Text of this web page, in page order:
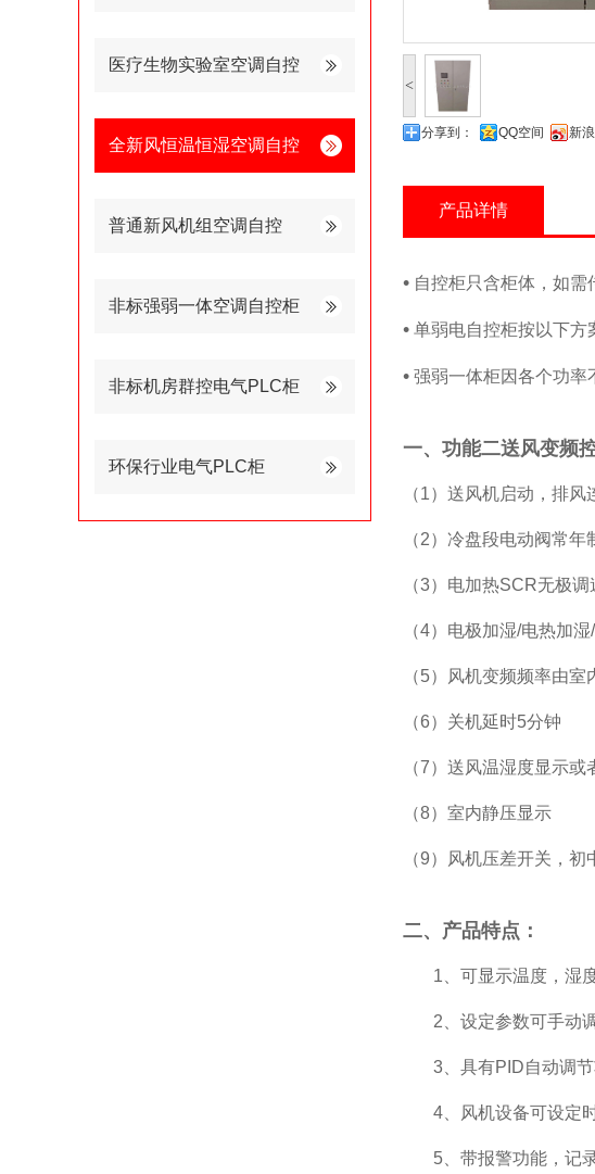
医疗生物实验室空调自控
全新风恒温恒湿空调自控
普通新风机组空调自控
非标强弱一体空调自控柜
非标机房群控电气PLC柜
环保行业电气PLC柜
<
分享到： QQ空间 新
产品详情
• 自控柜只含柜体，如
• 单弱电自控柜按以下方
• 强弱一体柜因各个功率
一、功能二送风变频
（1）送风机启动，排风
（2）冷盘段电动阀常
（3）电加热SCR无极
（4）电极加湿/电热加
（5）风机变频频率由
（6）关机延时5分钟
（7）送风温湿度显示
（8）室内静压显示
（9）风机压差开关，初
二、产品特点：
1、可显示温度，湿
2、设定参数可手动
3、具有PID自动调
4、风机设备可设定
5、带报警功能，记